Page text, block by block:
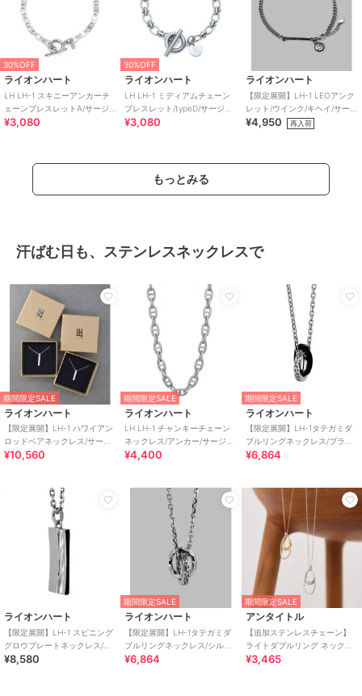
30%OFF
ライオンハート
LH LH-1 スキニーアンカーチ
ェーンブレスレットA/サージ
カルステンレス 金属アレルギ
¥3,080
30%OFF
ライオンハート
LH LH-1 ミディアムチェーン
ブレスレット/typeD/サージカ
ルステンレス 金属アレルギー
¥3,080
ライオンハート
【限定展開】LH-1 LEOアンク
レット/ウインク/キヘイ/サージ
カルステンレス 金アレ対応
¥4,950 再入荷
もっとみる
汗ばむ日も、ステンレスネックレスで
期間限定SALE
ライオンハート
【限定展開】LH-1 ハワイアン
ロッドペアネックレス/サージ
カルステンレス 金属アレルギ
¥10,560
期間限定SALE
ライオンハート
LH LH-1 チャンキーチェーン
ネックレス/アンカー/サージカ
ルステンレス 金属アレルギー
¥4,400
期間限定SALE
ライオンハート
【限定展開】LH-1タテガミダ
ブルリングネックレス/ブラッ
ク/サージカルステンレス金属
¥6,864
ライオンハート
【限定展開】LH-1 スピニング
グロウプレートネックレス/ブ
ラック/サージカルステンレス
¥8,580
期間限定SALE
ライオンハート
【限定展開】LH-1タテガミダ
ブルリングネックレス/シルバ
ー/サージカルステンレス金属
¥6,864
期間限定SALE
アンタイトル
【追加ステンレスチェーン】
ライトダブルリング ネックレ
ス
¥3,465